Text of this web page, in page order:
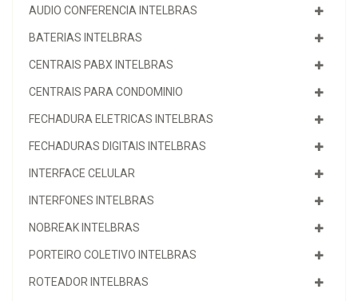
AUDIO CONFERENCIA INTELBRAS
BATERIAS INTELBRAS
CENTRAIS PABX INTELBRAS
CENTRAIS PARA CONDOMINIO
FECHADURA ELETRICAS INTELBRAS
FECHADURAS DIGITAIS INTELBRAS
INTERFACE CELULAR
INTERFONES INTELBRAS
NOBREAK INTELBRAS
PORTEIRO COLETIVO INTELBRAS
ROTEADOR INTELBRAS